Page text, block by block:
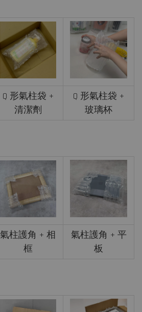
Q 形氣柱袋 +
清潔劑
Q 形氣柱袋 +
玻璃杯
氣柱護角 + 相
框
氣柱護角 + 平
板